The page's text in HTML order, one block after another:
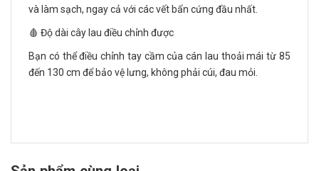
và làm sạch, ngay cả với các vết bẩn cứng đầu nhất.
🩸 Độ dài cây lau điều chỉnh được
Bạn có thể điều chỉnh tay cầm của cán lau thoải mái từ 85
đến 130 cm để bảo vệ lưng, không phải cúi, đau mỏi.